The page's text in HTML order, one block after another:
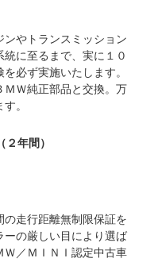
応可能
24ヶ月点検整備付
は法定24ヶ月点検整備付
点検整備付
やトランスミッション
に至るまで、実に１０
必ず実施いたします。
Ｗ純正部品と交換。万
。
年間）
走行距離無制限保証を
ーの厳しい目により選ば
／ＭＩＮＩ認定中古車